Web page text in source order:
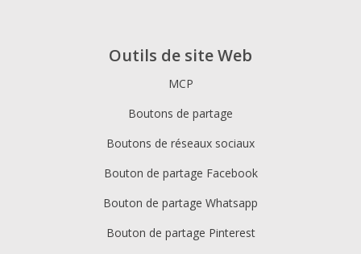
Outils de site Web
MCP
Boutons de partage
Boutons de réseaux sociaux
Bouton de partage Facebook
Bouton de partage Whatsapp
Bouton de partage Pinterest